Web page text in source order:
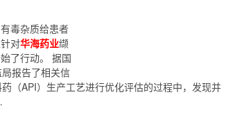
毒杂质给患者
对华海药业缬
了行动。 据国
报告了相关信
（API）生产工艺进行优化评估的过程中，发现并